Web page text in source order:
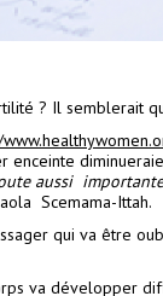
? Il semblerait
aussi
Scemama-Ittah.
qui va être
va développer